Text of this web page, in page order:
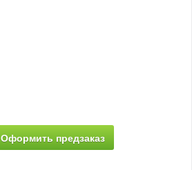
Оформить предзаказ